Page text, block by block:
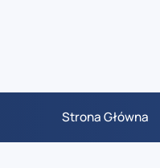
Strona Główna